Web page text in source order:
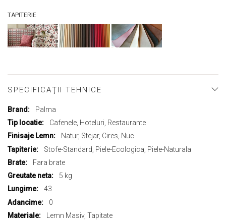
TAPITERIE
SPECIFICAŢII TEHNICE
Mai
multe
Palma
Cafenele, Hoteluri, Restaurante
Natur, Stejar, Cires, Nuc
Stofe-Standard, Piele-Ecologica, Piele-Naturala
Fara brate
5 kg
43
0
Lemn Masiv, Tapitate